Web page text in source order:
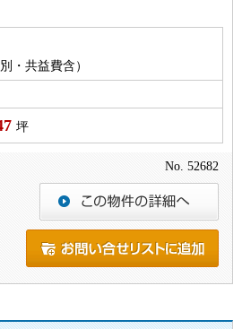
別・共益費含）
坪
No. 52682